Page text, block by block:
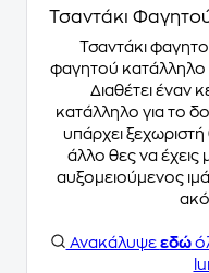
Τσαντάκι
Τσαντάκι
φαγητού κατάλληλο
Διαθέτει έναν
κατάλληλο για το
υπάρχει
άλλο θες να έχεις
αυξομειούμενος
Ανακάλυψε εδώ